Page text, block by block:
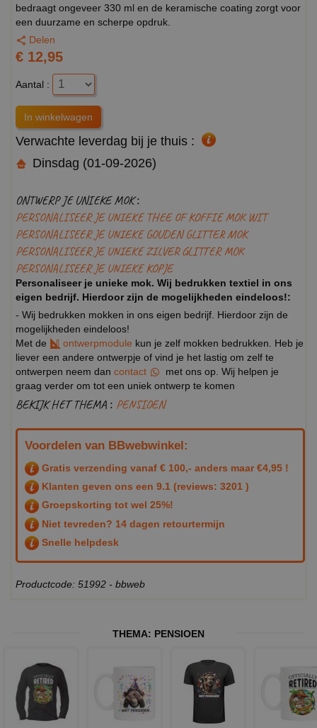
bedraagt ongeveer 330 ml en de keramische coating zorgt voor
een duurzame en scherpe opdruk.
Delen
€ 12,95
Aantal :
Verwachte leverdag bij je thuis :
Dinsdag (01-09-2026)
ONTWERP JE UNIEKE MOK :
PERSONALISEER JE UNIEKE THEE OF KOFFIE MOK WIT
PERSONALISEER JE UNIEKE GOUDEN GLITTER MOK
PERSONALISEER JE UNIEKE ZILVER GLITTER MOK
PERSONALISEER JE UNIEKE KOPJE
Personaliseer je unieke mok. Wij bedrukken textiel in ons
eigen bedrijf. Hierdoor zijn de mogelijkheden eindeloos!:
- Wij bedrukken mokken in ons eigen bedrijf. Hierdoor zijn de
mogelijkheden eindeloos!
Met de
ontwerpmodule kun je zelf mokken bedrukken. Heb je
liever een andere ontwerpje of vind je het lastig om zelf te
ontwerpen neem dan contact
met ons op. Wij helpen je
graag verder om tot een uniek ontwerp te komen
BEKIJK HET THEMA : PENSIOEN
Voordelen van BBwebwinkel:
Gratis verzending vanaf € 100,- anders maar €4,95 !
Klanten geven ons een 9.1 (reviews: 3201 )
Groepskorting tot wel 25%!
Niet tevreden? 14 dagen retourtermijn
Snelle helpdesk
Productcode: 51992 - bbweb
THEMA: PENSIOEN